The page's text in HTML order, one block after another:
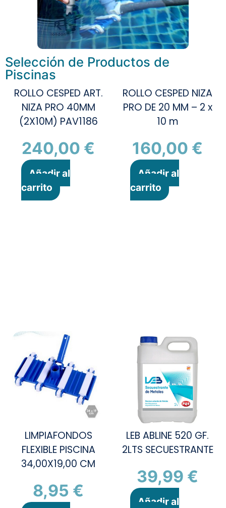
Selección de Productos de
Piscinas
ROLLO CESPED ART.
NIZA PRO 40MM
(2X10M) PAV1186
240,00 €
Añadir al
carrito
ROLLO CESPED NIZA
PRO DE 20 MM – 2 x
10 m
160,00 €
Añadir al
carrito
LIMPIAFONDOS
FLEXIBLE PISCINA
34,00X19,00 CM
8,95 €
LEB ABLINE 520 GF.
2LTS SECUESTRANTE
39,99 €
Añadir al